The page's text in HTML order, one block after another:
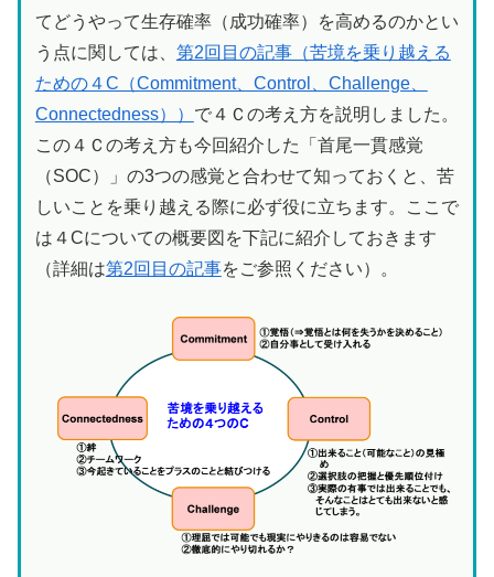
てどうやって生存確率（成功確率）を高めるのかとい
う点に関しては、 第2回目の記事（苦境を乗り越える
ための４C（Commitment、Control、Challenge、
Connectedness）） で４Ｃの考え方を説明しました。
この４Ｃの考え方も今回紹介した「首尾一貫感覚
（SOC）」の3つの感覚と合わせて知っておくと、苦
しいことを乗り越える際に必ず役に立ちます。ここで
は４Cについての概要図を下記に紹介しておきます
（詳細は第2回目の記事をご参照ください）。